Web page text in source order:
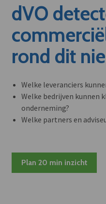
dVO
rond dit
Welke leveranciers
Welke bedrijven kunnen
onderneming?
Welke partners en
Plan 20 min inzicht